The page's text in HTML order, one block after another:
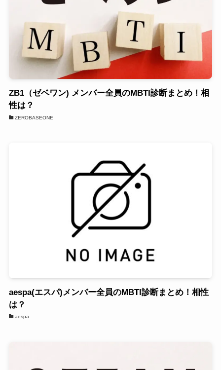
ZB1（ゼベワン) メンバー全員のMBTI診断まとめ！相
性は？
ZEROBASEONE
aespa(エスパ)メンバー全員のMBTI診断まとめ！相性
は？
aespa